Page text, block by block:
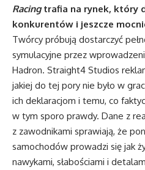
Racingtrafia na rynek, który
konkurentów i jeszcze
Twórcy próbują dostarczyć
symulacyjne przez
Hadron. Straight4 Studios
jakiej do tej pory nie było w
ich deklaracjom i temu, co
w tym sporo prawdy. Dane z
z zawodnikami sprawiają, że
samochodów prowadzi się jak
nawykami, słabościami i